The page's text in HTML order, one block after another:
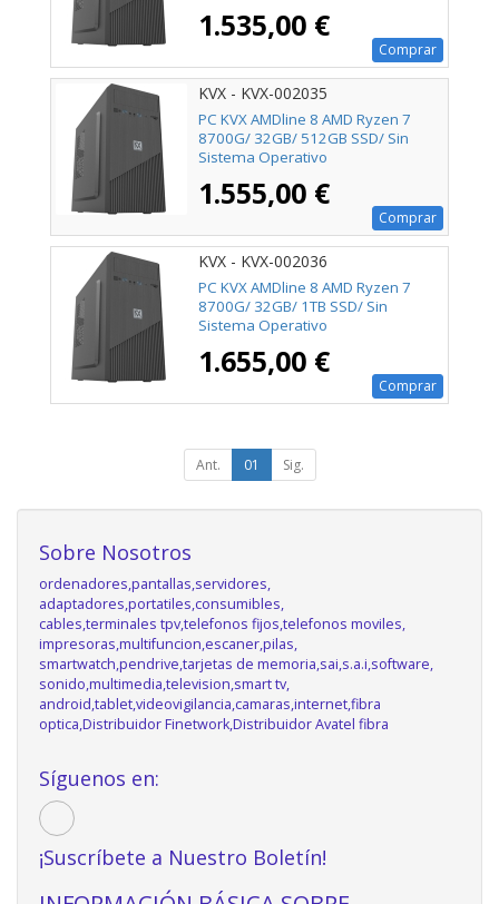
1.535,00 €
Comprar
KVX - KVX-002035
PC KVX AMDline 8 AMD Ryzen 7
8700G/ 32GB/ 512GB SSD/ Sin
Sistema Operativo
1.555,00 €
Comprar
KVX - KVX-002036
PC KVX AMDline 8 AMD Ryzen 7
8700G/ 32GB/ 1TB SSD/ Sin
Sistema Operativo
1.655,00 €
Comprar
Ant. 01 Sig.
Sobre Nosotros
ordenadores,pantallas,servidores,
adaptadores,portatiles,consumibles,
cables,terminales tpv,telefonos fijos,telefonos moviles,
impresoras,multifuncion,escaner,pilas,
smartwatch,pendrive,tarjetas de memoria,sai,s.a.i,software,
sonido,multimedia,television,smart tv,
android,tablet,videovigilancia,camaras,internet,fibra
optica,Distribuidor Finetwork,Distribuidor Avatel fibra
Síguenos en:
¡Suscríbete a Nuestro Boletín!